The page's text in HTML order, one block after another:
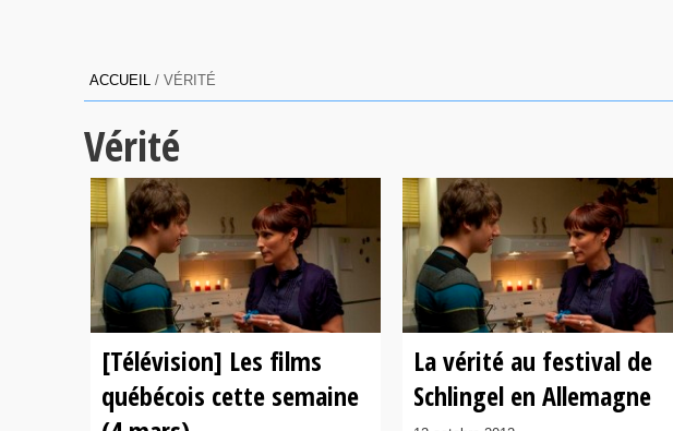
ACCUEIL / VÉRITÉ
Vérité
[Télévision] Les films
québécois cette semaine
La vérité au festival de
Schlingel en Allemagne